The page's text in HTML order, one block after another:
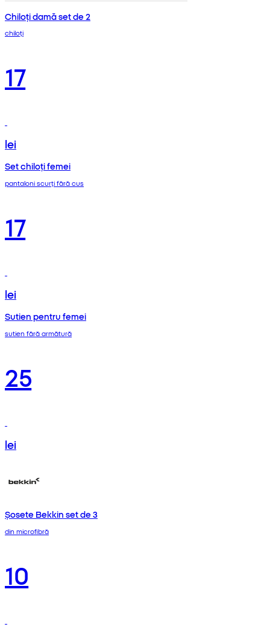
Chiloți damă set de 2
chiloți
17
lei
Set chiloți femei
pantaloni scurți fără cus
17
lei
Sutien pentru femei
sutien fără armătură
25
lei
Șosete Bekkin set de 3
din microfibră
10